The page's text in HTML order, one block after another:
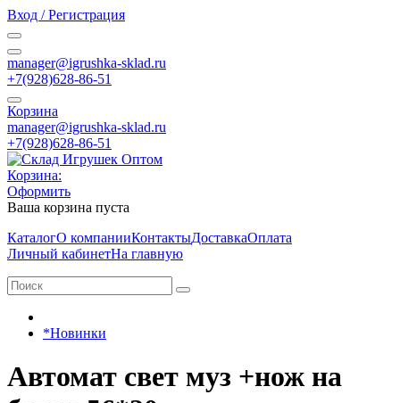
Вход / Регистрация
manager@igrushka-sklad.ru
+7(928)628-86-51
Корзина
manager@igrushka-sklad.ru
+7(928)628-86-51
Корзина:
Оформить
Ваша корзина пуста
КаталогО компанииКонтактыДоставкаОплата
Личный кабинетНа главную
*Новинки
Автомат свет муз +нож на